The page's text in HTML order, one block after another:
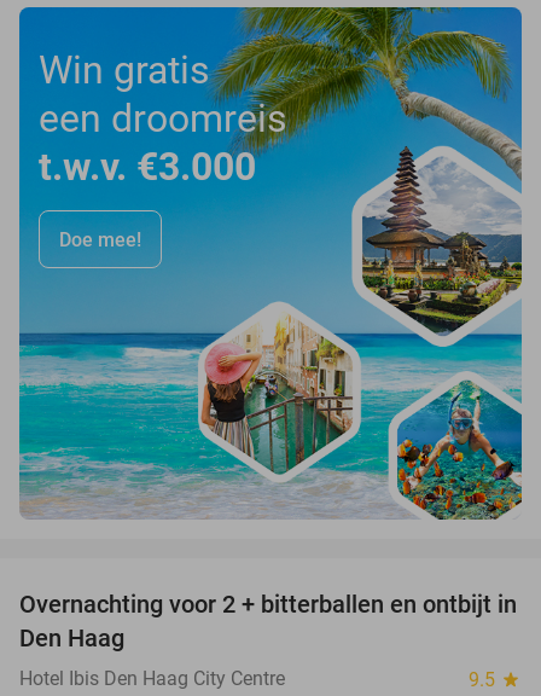
Win gratis
een droomreis
t.w.v. €3.000
Doe mee!
41%
Overnachting voor 2 + bitterballen en ontbijt in
Den Haag
Hotel Ibis Den Haag City Centre 9.5 star